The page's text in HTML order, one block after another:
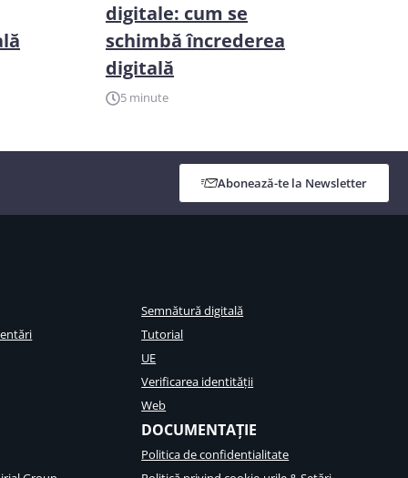
digitale: cum se
schimbă încrederea
digitală
5 minute
Abonează-te la Newsletter
Semnătură digitală
Tutorial
UE
Verificarea identității
Web
DOCUMENTAȚIE
Politica de confidentialitate